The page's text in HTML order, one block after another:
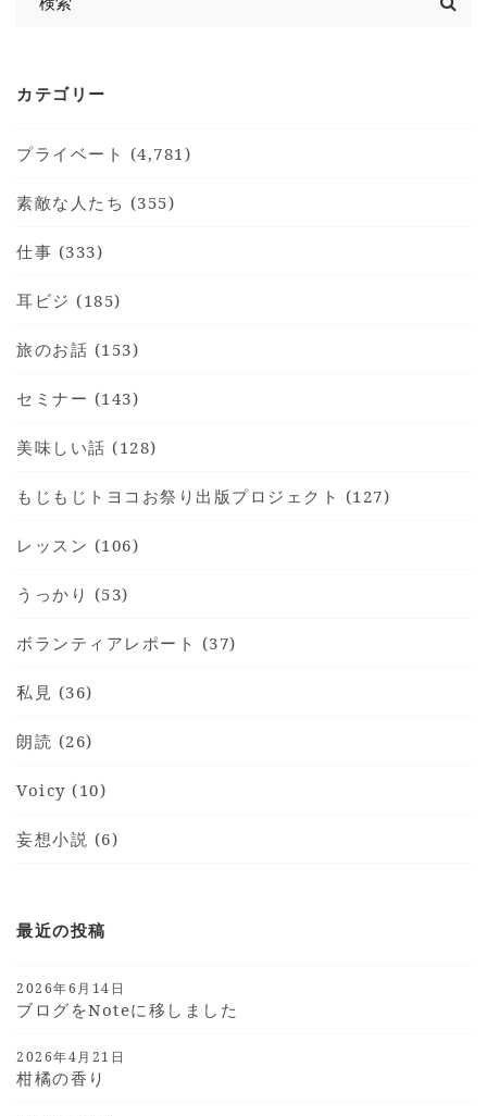
カテゴリー
プライベート (4,781)
素敵な人たち (355)
仕事 (333)
耳ビジ (185)
旅のお話 (153)
セミナー (143)
美味しい話 (128)
もじもじトヨコお祭り出版プロジェクト (127)
レッスン (106)
うっかり (53)
ボランティアレポート (37)
私見 (36)
朗読 (26)
Voicy (10)
妄想小説 (6)
最近の投稿
2026年6月14日
ブログをnoteに移しました
2026年4月21日
柑橘の香り